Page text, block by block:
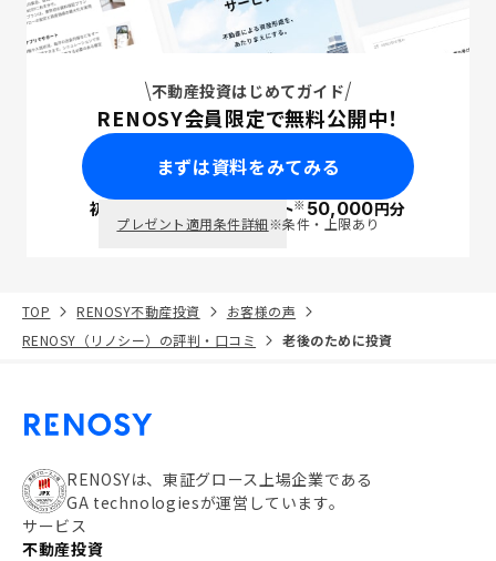
不動産投資はじめてガイド
RENOSY会員限定で無料公開中！
まずは資料をみてみる
初回面談で ポイント※50,000円分
プレゼント適用条件詳細※条件・上限あり
TOP RENOSY不動産投資
お客様の声
RENOSY（リノシー）の評判・口コミ
老後のために投資
RENOSYは、東証グロース上場企業である
GA technologiesが運営しています。
サービス
不動産投資